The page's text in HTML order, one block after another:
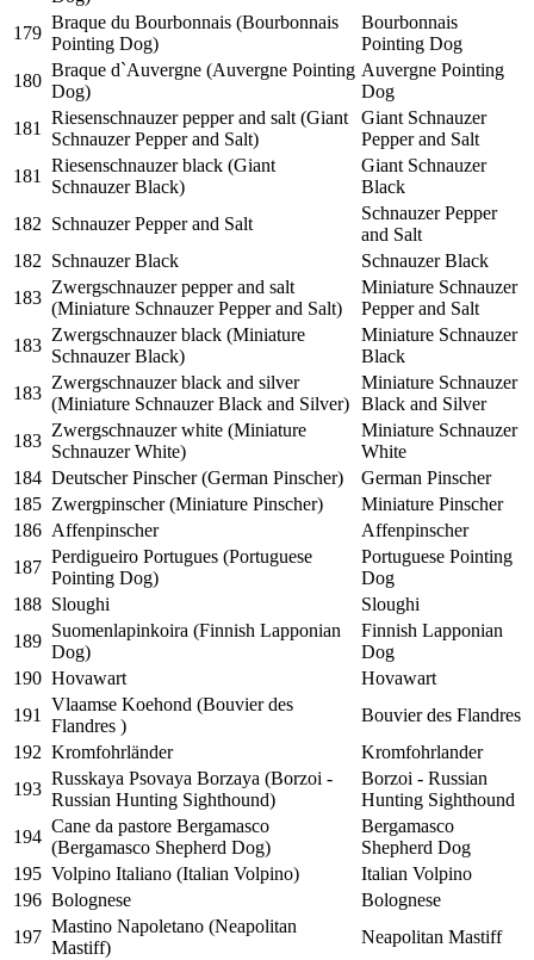
179
Braque du Bourbonnais (Bourbonnais
Pointing Dog)
Bourbonnais
Pointing Dog
180
Braque d`Auvergne (Auvergne Pointing
Dog)
Auvergne Pointing
Dog
181
Riesenschnauzer pepper and salt (Giant
Schnauzer Pepper and Salt)
Giant Schnauzer
Pepper and Salt
181
Riesenschnauzer black (Giant
Schnauzer Black)
Giant Schnauzer
Black
182 Schnauzer Pepper and Salt
Schnauzer Pepper
and Salt
182 Schnauzer Black
Schnauzer Black
183
Zwergschnauzer pepper and salt
(Miniature Schnauzer Pepper and Salt)
Miniature Schnauzer
Pepper and Salt
183
Zwergschnauzer black (Miniature
Schnauzer Black)
Miniature Schnauzer
Black
183
Zwergschnauzer black and silver
(Miniature Schnauzer Black and Silver)
Miniature Schnauzer
Black and Silver
183
Zwergschnauzer white (Miniature
Schnauzer White)
Miniature Schnauzer
White
184 Deutscher Pinscher (German Pinscher)
German Pinscher
185 Zwergpinscher (Miniature Pinscher)
Miniature Pinscher
186 Affenpinscher
Affenpinscher
187
Perdigueiro Portugues (Portuguese
Pointing Dog)
Portuguese Pointing
Dog
188 Sloughi
Sloughi
189
Suomenlapinkoira (Finnish Lapponian
Dog)
Finnish Lapponian
Dog
190 Hovawart
Hovawart
191
Vlaamse Koehond (Bouvier des
Flandres )
Bouvier des Flandres
192 Kromfohrländer
Kromfohrlander
193
Russkaya Psovaya Borzaya (Borzoi -
Russian Hunting Sighthound)
Borzoi - Russian
Hunting Sighthound
194
Cane da pastore Bergamasco
(Bergamasco Shepherd Dog)
Bergamasco
Shepherd Dog
195 Volpino Italiano (Italian Volpino)
Italian Volpino
196 Bolognese
Bolognese
197
Mastino Napoletano (Neapolitan
Mastiff)
Neapolitan Mastiff